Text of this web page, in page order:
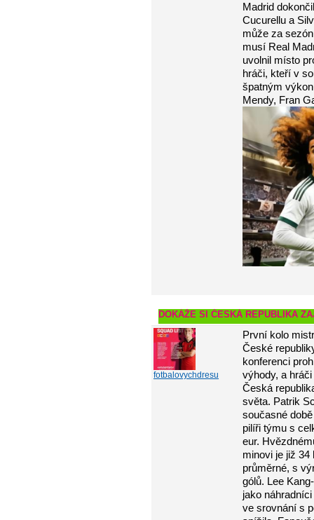
Madrid
Cucurellu a
může za
musí Real
uvolnil místo
hráči, kteří v
špatným
Mendy, Fran
DOKÁŽE SI ČESKÁ REPUBLIKA
fotbalovychdresu
První kolo
České
konferenci
výhody, a
Česká
světa. Patrik
současné
pilíři týmu s
eur.
minovi je již
průměrné, s
gólů. Lee
jako
ve srovnání s